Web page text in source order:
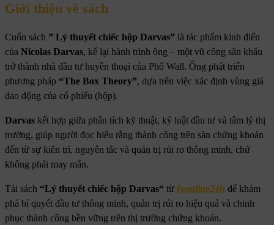
Giới thiệu về sách
Cuốn sách ” Lý thuyết chiếc hộp Darvas” là tác phẩm kinh điển
của Nicolas Darvas, kể lại hành trình ông – một vũ công sân khấu
trở thành nhà đầu tư huyền thoại của Phố Wall. Ông phát triển
phương pháp “The Box Theory”, dựa trên việc xác định vùng giá
dao động của cổ phiếu (hộp).
Darvas kết hợp giữa phân tích kỹ thuật, kỷ luật đầu tư và tâm lý thị
trường, giúp người đọc hiểu rằng thành công trên sàn chứng khoán
đến từ sự kiên trì, nguyên tắc và quản trị rủi ro thông minh, chứ
không phải may mắn.
Tải sách “Lý thuyết chiếc hộp Darvas“ từ fxonline24h để khám
phá bí quyết đầu tư thông minh, quản trị rủi ro hiệu quả và chinh
phục thành công bền vững trên thị trường chứng khoán.